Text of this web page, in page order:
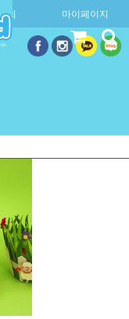
회 마이페이지